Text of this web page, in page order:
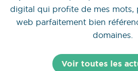
digital qui profite de mes mots,
web parfaitement bien
domaines.
Voir toutes les